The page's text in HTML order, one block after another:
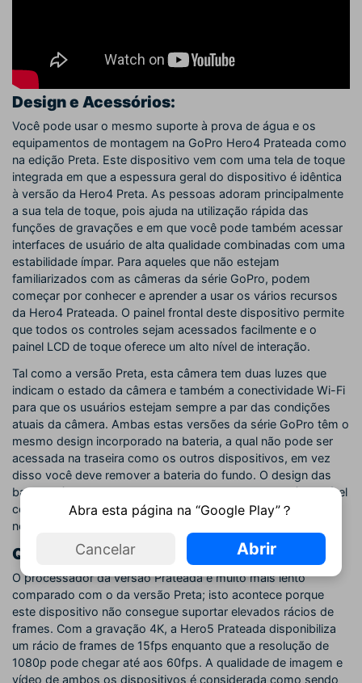
Design e Acessórios:
Você pode usar o mesmo suporte à prova de água e os
equipamentos de montagem na GoPro Hero4 Prateada como
na edição Preta. Este dispositivo vem com uma tela de toque
integrada em que a espessura geral do dispositivo é idêntica
à versão da Hero4 Preta. As pessoas adoram principalmente
a sua tela de toque, pois ajuda na utilização rápida das
funções de gravações e em que você pode também acessar
interfaces de usuário de alta qualidade combinadas com uma
estabilidade ímpar. Para aqueles que não estejam
familiarizados com as câmeras da série GoPro, podem
começar por conhecer e aprender a usar os vários recursos
da Hero4 Prateada. O painel frontal deste dispositivo permite
que todos os controles sejam acessados facilmente e o
painel LCD de toque oferece um alto nível de interação.
Tal como a versão Preta, esta câmera tem duas luzes que
indicam o estado da câmera e também a conectividade Wi-Fi
para que os usuários estejam sempre a par das condições
atuais da câmera. Ambas estas versões da série GoPro têm o
mesmo design incorporado na bateria, a qual não pode ser
acessada na traseira como os outros dispositivos, em vez
disso você deve remover a bateria do fundo. O design das
baterias é totalmente novo, o que significa que não é possível
conectar as baterias do seu dispositivo HERO antigo nesta
nova câmera.
Qualidade de Vídeo e Áudio:
O processador da versão Prateada é muito mais lento
comparado com o da versão Preta; isto acontece porque
este dispositivo não consegue suportar elevados rácios de
frames. Com a gravação 4K, a Hero5 Prateada disponibiliza
um rácio de frames de 15fps enquanto que a resolução de
1080p pode chegar até aos 60fps. A qualidade de imagem e
vídeo de ambos os dispositivos é considerada como sendo
Abra esta página na “Google Play”？
Cancelar Abrir